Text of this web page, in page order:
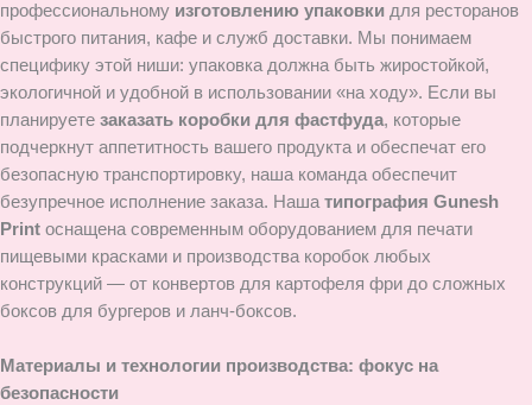
профессиональному изготовлению упаковки для ресторанов
быстрого питания, кафе и служб доставки. Мы понимаем
специфику этой ниши: упаковка должна быть жиростойкой,
экологичной и удобной в использовании «на ходу». Если вы
планируете заказать коробки для фастфуда, которые
подчеркнут аппетитность вашего продукта и обеспечат его
безопасную транспортировку, наша команда обеспечит
безупречное исполнение заказа. Наша типография Gunesh
Print оснащена современным оборудованием для печати
пищевыми красками и производства коробок любых
конструкций — от конвертов для картофеля фри до сложных
боксов для бургеров и ланч-боксов.
Материалы и технологии производства: фокус на
безопасности